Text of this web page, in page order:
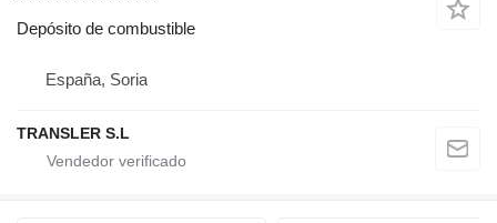
Depósito de combustible
España, Soria
TRANSLER S.L